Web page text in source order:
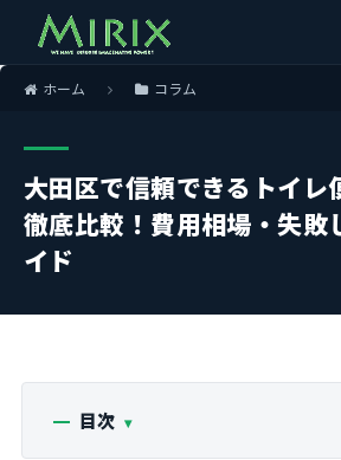
ホーム コラム
大田区で信頼できるトイレ
徹底比較！費用相場・失敗
イド
目次